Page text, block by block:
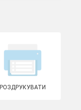
РОЗДРУКУВАТИ